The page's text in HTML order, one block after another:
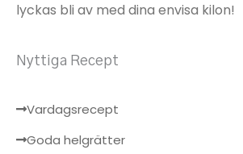
lyckas bli av med dina envisa kilon!
Nyttiga Recept
Vardagsrecept
Goda helgrätter